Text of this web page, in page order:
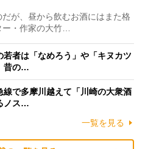
が、昼から飲むお酒にはまた格
・作家の大竹…
若者は「なめろう」や「キヌカツ
昔の…
線で多摩川越えて「川崎の大衆酒
ノス…
一覧を見る